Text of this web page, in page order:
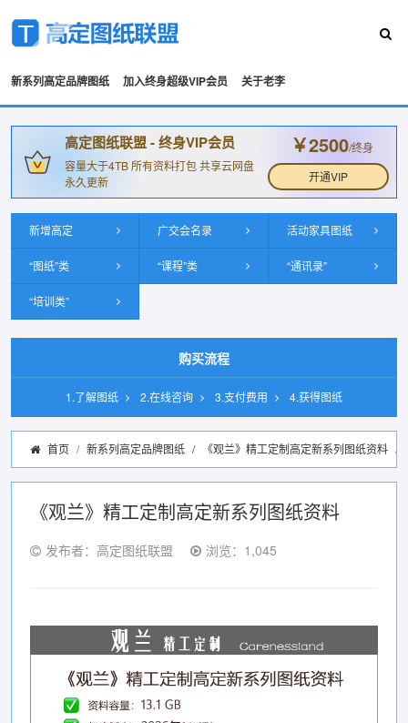
新系列高定品牌图纸 加入终身超级VIP会员 关于老李
高定图纸联盟 - 终身VIP会员
容量大于4TB 所有资料打包 共享云网盘
永久更新
￥2500/终身
开通VIP
新增高定 广交会名录 活动家具图纸
“图纸”类 “课程”类 “通讯录”
“培训类”
购买流程
1.了解图纸 2.在线咨询 3.支付费用 4.获得图纸
首页 新系列高定品牌图纸 / 《观兰》精工定制高定新系列图纸资料
《观兰》精工定制高定新系列图纸资料
发布者：高定图纸联盟 浏览：1,045